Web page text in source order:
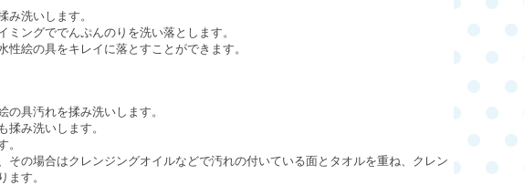
洗いします。
ングででんぷんのりを洗い落とします。
絵の具をキレイに落とすことができます。
具汚れを揉み洗いします。
み洗いします。
。
の場合はクレンジングオイルなどで汚れの付いている面とタオルを重ね、クレン
ます。